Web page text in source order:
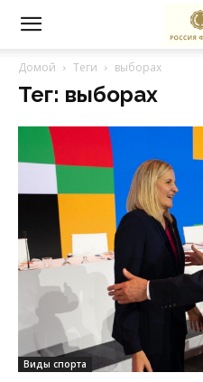
Домой Теги выборах
Тег: выборах
Виды спорта